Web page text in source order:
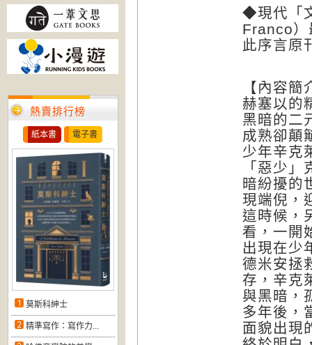
熱賣排行榜
紙本書 電子書
莫斯科紳士
精準寫作：寫作力...
◆現代「
Franco）
此序言原
【內容簡
赫塞以的
黑暗的二
成熟卻顛
少年辛克
「惡少
暗紛擾的
現端倪，
這時候，
看，一開
出現在少
德米安拯
存，辛克
與黑暗，
多年後，
面貌出現